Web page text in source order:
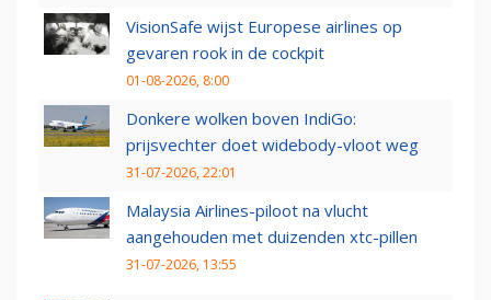
VisionSafe wijst Europese airlines op
gevaren rook in de cockpit
01-08-2026, 8:00
Donkere wolken boven IndiGo:
prijsvechter doet widebody-vloot weg
31-07-2026, 22:01
Malaysia Airlines-piloot na vlucht
aangehouden met duizenden xtc-pillen
31-07-2026, 13:55